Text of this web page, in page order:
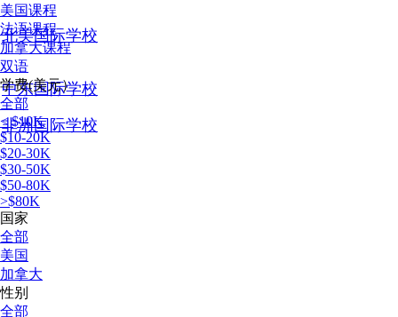
北美国际学校
中东国际学校
非洲国际学校
美国课程
法语课程
加拿大课程
双语
学费(美元）
全部
< $10K
$10-20K
$20-30K
$30-50K
$50-80K
>$80K
国家
全部
美国
加拿大
性别
全部